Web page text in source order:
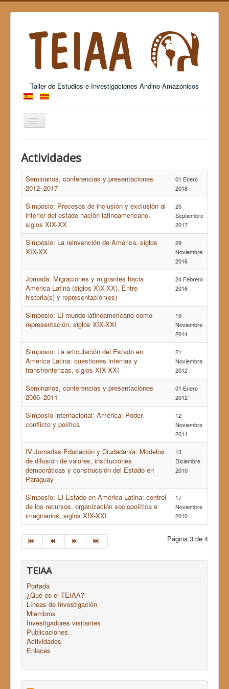
Taller de Estudios e Investigaciones Andino-Amazónicos
Cambiar
Actividades
Seminarios, conferencias y presentaciones
2012–2017
01 Enero
2018
Simposio: Procesos de inclusión y exclusión al
interior del estado-nación latinoamericano,
siglos XIX-XX
20
Septiembre
2017
Simposio: La reinvención de América, siglos
XIX-XX
29
Noviembre
2016
Jornada: Migraciones y migrantes hacia
América Latina (siglos XIX-XX). Entre
historia(s) y representación(es)
24 Febrero
2016
Simposio: El mundo latinoamericano como
representación, siglos XIX-XXI
19
Noviembre
2014
Simposio: La articulación del Estado en
América Latina: cuestiones internas y
transfronterizas, siglos XIX-XXI
21
Noviembre
2012
Seminarios, conferencias y presentaciones
2006–2011
01 Enero
2012
Simposio internacional: América: Poder,
conflicto y política
12
Noviembre
2011
IV Jornadas Educación y Ciudadanía: Modelos
de difusión de valores, instituciones
democráticas y construcción del Estado en
Paraguay
13
Diciembre
2010
Simposio: El Estado en América Latina: control
de los recursos, organización sociopolítica e
imaginarios, siglos XIX-XXI
17
Noviembre
2010
Página 3 de 4
TEIAA
Portada
¿Qué es el TEIAA?
Líneas de Investigación
Miembros
Investigadores visitantes
Publicaciones
Actividades
Enlaces